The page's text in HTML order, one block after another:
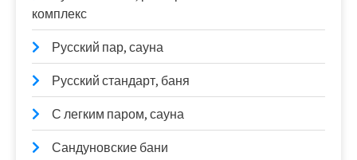
комплекс
Русский пар, сауна
Русский стандарт, баня
С легким паром, сауна
Сандуновские бани